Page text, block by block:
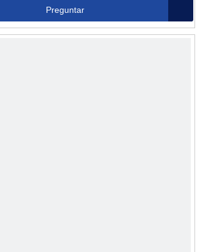
Preguntar